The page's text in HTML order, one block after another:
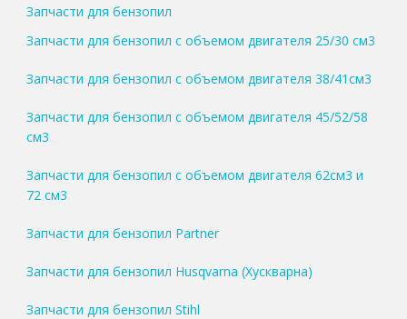
Запчасти для бензопил
Запчасти для бензопил с объемом двигателя 25/30 см3
Запчасти для бензопил с объемом двигателя 38/41см3
Запчасти для бензопил с объемом двигателя 45/52/58
см3
Запчасти для бензопил с объемом двигателя 62см3 и
72 см3
Запчасти для бензопил Partner
Запчасти для бензопил Husqvarna (Хускварна)
Запчасти для бензопил Stihl